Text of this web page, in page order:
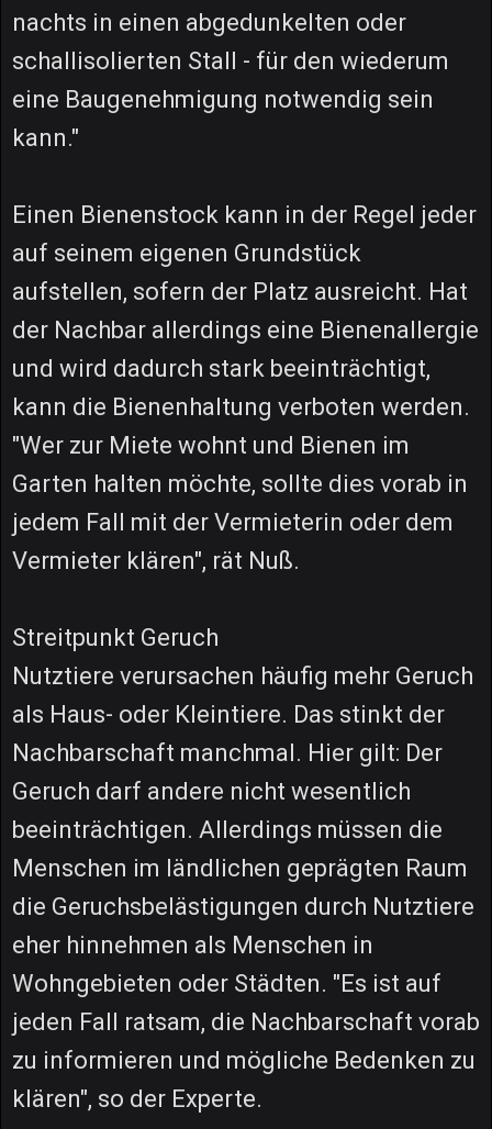
nachts in einen abgedunkelten oder
schallisolierten Stall - für den wiederum
eine Baugenehmigung notwendig sein
kann."
Einen Bienenstock kann in der Regel jeder
auf seinem eigenen Grundstück
aufstellen, sofern der Platz ausreicht. Hat
der Nachbar allerdings eine Bienenallergie
und wird dadurch stark beeinträchtigt,
kann die Bienenhaltung verboten werden.
"Wer zur Miete wohnt und Bienen im
Garten halten möchte, sollte dies vorab in
jedem Fall mit der Vermieterin oder dem
Vermieter klären", rät Nuß.
Streitpunkt Geruch
Nutztiere verursachen häufig mehr Geruch
als Haus- oder Kleintiere. Das stinkt der
Nachbarschaft manchmal. Hier gilt: Der
Geruch darf andere nicht wesentlich
beeinträchtigen. Allerdings müssen die
Menschen im ländlichen geprägten Raum
die Geruchsbelästigungen durch Nutztiere
eher hinnehmen als Menschen in
Wohngebieten oder Städten. "Es ist auf
jeden Fall ratsam, die Nachbarschaft vorab
zu informieren und mögliche Bedenken zu
klären", so der Experte.